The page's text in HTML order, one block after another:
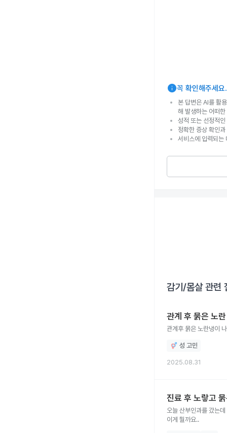
info꼭 확인해주세요.
본 답변은 AI를 활
해 발생하는 어떠
성적 또는 선정적
정확한 증상 확인
서비스에 입력되
감기/몸살관련
관계 후 묽은 노
관계후 묽은 노란냉이
성 고민
2025.08.31
진료 후 노랗고
오늘 산부인과를 갔는
이게 뭘까요..